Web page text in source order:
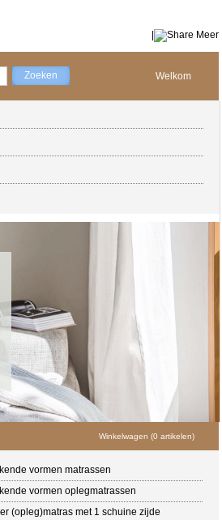
Meer
Welkom
Winkelwagen (0 artikelen)
vormen matrassen
vormen oplegmatrassen
(opleg)matras met 1 schuine zijde